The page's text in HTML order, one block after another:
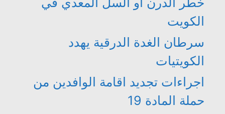
الكويت
سرطان الغدة الدرقية يهدد
الكويتيات
اجراءات تجديد اقامة الوافدين من
حملة المادة 19